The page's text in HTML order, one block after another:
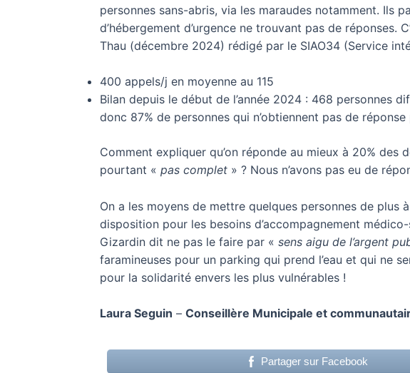
personnes sans-abris, via les maraudes notamment. Ils
d’hébergement d’urgence ne trouvant pas de réponses.
Thau (décembre 2024) rédigé par le SIAO34 (Service
400 appels/j en moyenne au 115
Bilan depuis le début de l’année 2024 : 468 personnes
donc 87% de personnes qui n’obtiennent pas de
Comment expliquer qu’on réponde au mieux à 20% des
pourtant « pas complet » ? Nous n’avons pas eu de
On a les moyens de mettre quelques personnes de plus
disposition pour les besoins d’accompagnement
Gizardin dit ne pas le faire par « sens aigu de l’argent
faramineuses pour un parking qui prend l’eau et qui ne
pour la solidarité envers les plus vulnérables !
Laura Seguin – Conseillère Municipale et
Partager sur Facebook